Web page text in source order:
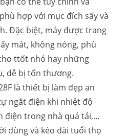
hợp với mục đích sấy và
Đặc biệt, máy được trang
mát, không nóng, phù
ttốt nhỏ hay những
dễ bị tổn thương.
là thiết bị làm đẹp an
ngắt điện khi nhiệt độ
điện trong nhà quá tải,…
dùng và kéo dài tuổi thọ